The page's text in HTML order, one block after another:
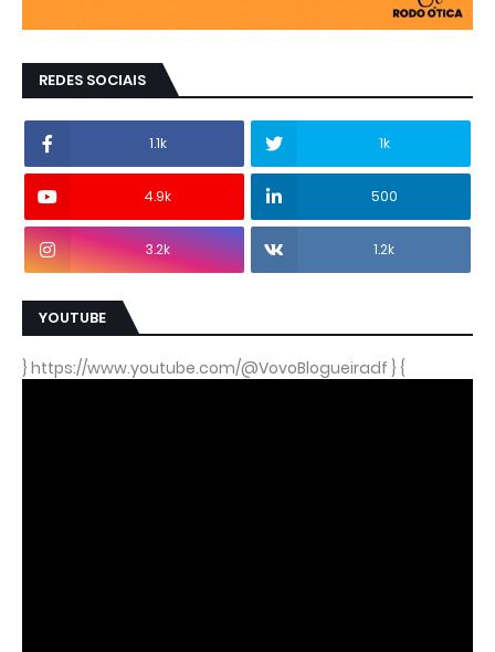
REDES SOCIAIS
1.1k 1k
4.9k 500
3.2k 1.2k
YOUTUBE
} https://www.youtube.com/@VovoBlogueiradf } {